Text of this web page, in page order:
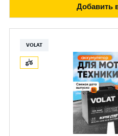
Добавить
VOLAT